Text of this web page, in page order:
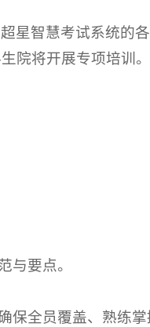
星智慧考试系统的
院将开展专项培训
与要点。
保全员覆盖、熟练